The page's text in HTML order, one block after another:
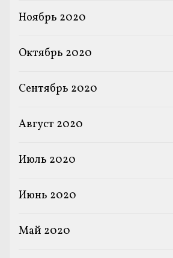
Ноябрь 2020
Октябрь 2020
Сентябрь 2020
Август 2020
Июль 2020
Июнь 2020
Май 2020